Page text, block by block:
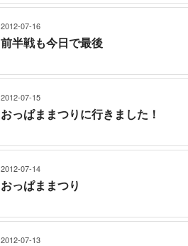
2012-07-16
前半戦も今日で最後
2012-07-15
おっぱままつりに行きました！
2012-07-14
おっぱままつり
2012-07-13